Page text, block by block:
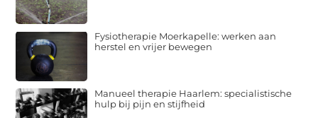
Fysiotherapie Moerkapelle: werken aan
herstel en vrijer bewegen
Manueel therapie Haarlem: specialistische
hulp bij pijn en stijfheid